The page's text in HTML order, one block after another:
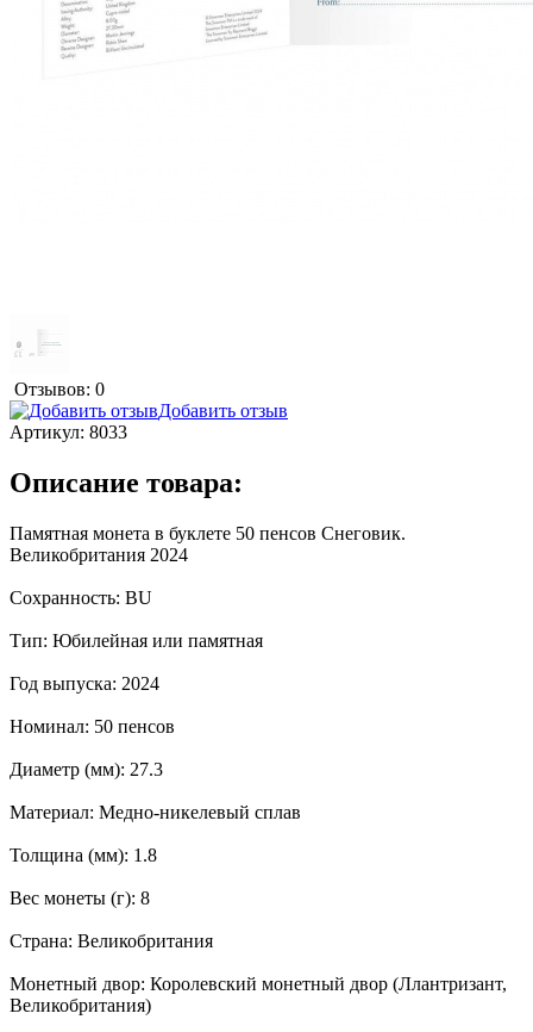
Отзывов: 0
Добавить отзыв
Артикул: 8033
Описание товара:
Памятная монета в буклете 50 пенсов Снеговик.
Великобритания 2024
Сохранность: BU
Тип: Юбилейная или памятная
Год выпуска: 2024
Номинал: 50 пенсов
Диаметр (мм): 27.3
Материал: Медно-никелевый сплав
Толщина (мм): 1.8
Вес монеты (г): 8
Страна: Великобритания
Монетный двор: Королевский монетный двор (Ллантризант,
Великобритания)